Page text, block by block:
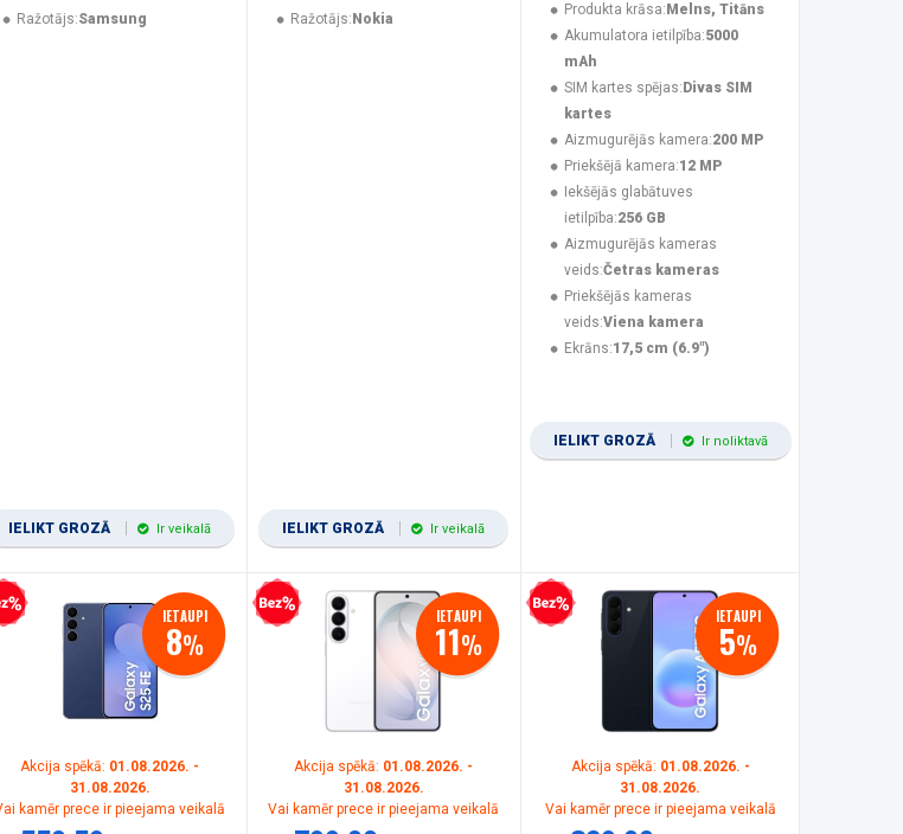
Ražotājs:Samsung
IELIKT GROZĀ Ir veikalā
Ražotājs: Nokia
IELIKT GROZĀ Ir veikalā
Produkta krāsa: Melns, Titāns
Akumulatora ietilpība:5000
mAh
SIM kartes spējas: Divas SIM
kartes
Aizmugurējās kamera:200 MP
Priekšējā kamera:12 MP
Iekšējās glabātuves
ietilpība:256 GB
Aizmugurējās kameras
veids:Četras kameras
Priekšējās kameras
veids:Viena kamera
Ekrāns:17,5 cm (6.9")
IELIKT GROZĀ Ir noliktavā
kredīts IETAUPI
8%
Akcija spēkā: 01.08.2026. -
31.08.2026.
kamēr prece ir pieejama veikalā
Bezprocentu kredīts IETAUPI
11%
Akcija spēkā: 01.08.2026. -
31.08.2026.
Vai kamēr prece ir pieejama veikalā
Bezprocentu kredīts IETAUPI
5%
Akcija spēkā: 01.08.2026. -
31.08.2026.
Vai kamēr prece ir pieejama veikalā